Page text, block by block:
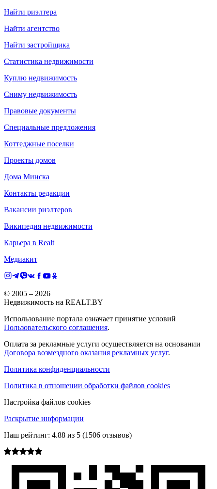
Найти риэлтера
Найти агентство
Найти застройщика
Статистика недвижимости
Куплю недвижимость
Сниму недвижимость
Правовые документы
Специальные предложения
Коттеджные поселки
Проекты домов
Дома Минска
Контакты редакции
Вакансии риэлтеров
Википедия недвижимости
Карьера в Realt
Медиакит
© 2005 – 2026
Недвижимость на REALT.BY
Использование портала означает принятие условий
Пользовательского соглашения.
Оплата за рекламные услуги осуществляется на основании
Договора возмездного оказания рекламных услуг.
Политика конфиденциальности
Политика в отношении обработки файлов cookies
Настройка файлов cookies
Раскрытие информации
Наш рейтинг: 4.88 из 5 (1506 отзывов)